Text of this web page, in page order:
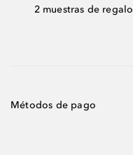
2 muestras de regalo
Métodos de pago